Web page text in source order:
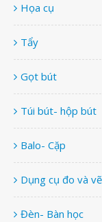
Họa cụ
Tẩy
Gọt bút
Túi bút- hộp bút
Balo- Cặp
Dụng cụ đo và vẽ
Đèn- Bàn học